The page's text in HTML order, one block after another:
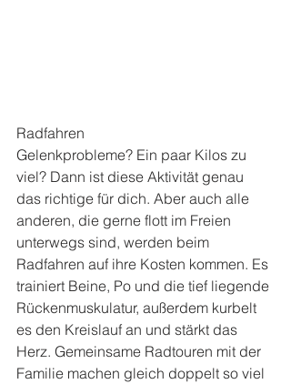
Radfahren
Gelenkprobleme? Ein paar Kilos zu
viel? Dann ist diese Aktivität genau
das richtige für dich. Aber auch alle
anderen, die gerne flott im Freien
unterwegs sind, werden beim
Radfahren auf ihre Kosten kommen. Es
trainiert Beine, Po und die tief liegende
Rückenmuskulatur, außerdem kurbelt
es den Kreislauf an und stärkt das
Herz. Gemeinsame Radtouren mit der
Familie machen gleich doppelt so viel